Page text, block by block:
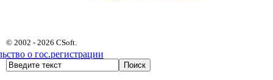
© 2002 - 2026 CSoft.
о гос.регистрации